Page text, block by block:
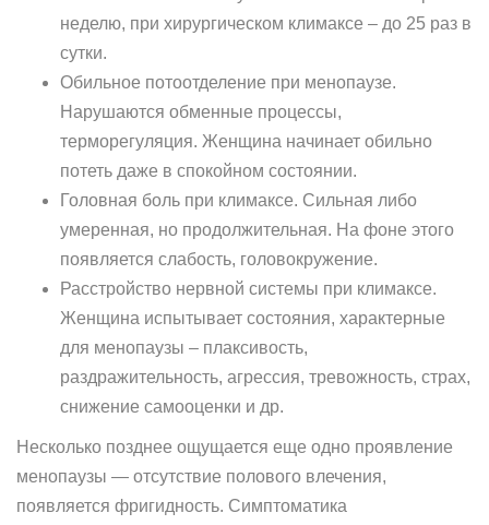
неделю, при хирургическом климаксе – до 25 раз в
сутки.
Обильное потоотделение при менопаузе.
Нарушаются обменные процессы,
терморегуляция. Женщина начинает обильно
потеть даже в спокойном состоянии.
Головная боль при климаксе. Сильная либо
умеренная, но продолжительная. На фоне этого
появляется слабость, головокружение.
Расстройство нервной системы при климаксе.
Женщина испытывает состояния, характерные
для менопаузы – плаксивость,
раздражительность, агрессия, тревожность, страх,
снижение самооценки и др.
Несколько позднее ощущается еще одно проявление
менопаузы — отсутствие полового влечения,
появляется фригидность. Симптоматика